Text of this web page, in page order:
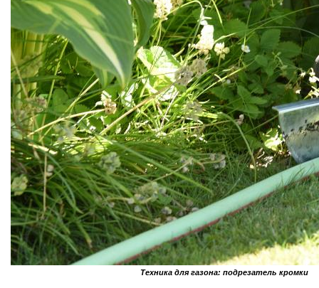
Техника для газона: подрезатель кромки